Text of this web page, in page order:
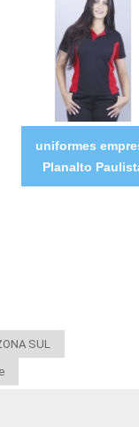
uniformes
Planalto
SUL